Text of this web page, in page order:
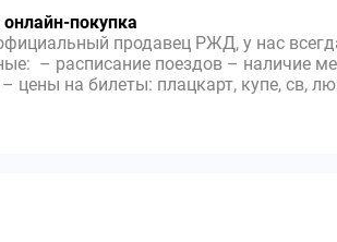
покупка
продавец РЖД, у нас
– расписание поездов – наличие
– цены на билеты: плацкарт, купе, св,